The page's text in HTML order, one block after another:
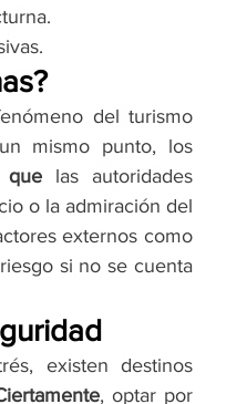
del turismo
mismo punto, los
las autoridades
o la admiración del
externos como
si no se cuenta
existen destinos
, optar por